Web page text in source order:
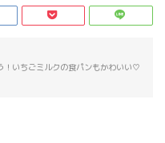
！いちごミルクの食パンもかわいい♡